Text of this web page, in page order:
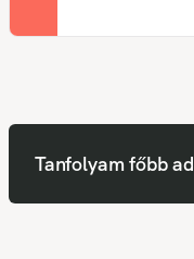
Tanfolyam főbb